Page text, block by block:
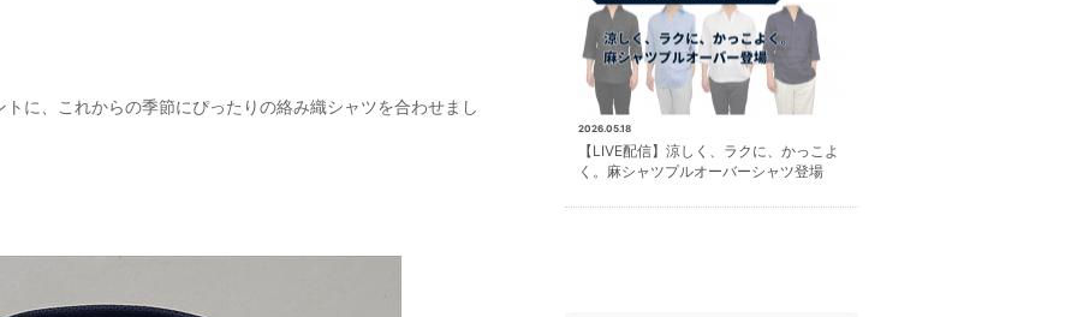
に、これからの季節にぴったりの絡み織シャツを合わせまし
2026.05.18
【LIVE配信】涼しく、ラクに、かっこよ
く。麻シャツプルオーバーシャツ登場